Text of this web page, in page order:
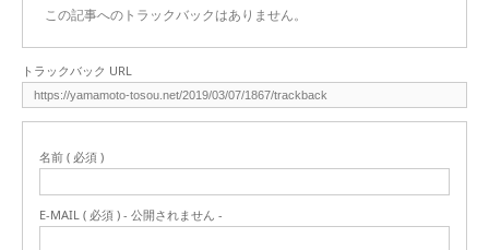
この記事へのトラックバックはありません。
トラックバック URL
名前 ( 必須 )
E-MAIL ( 必須 ) - 公開されません -